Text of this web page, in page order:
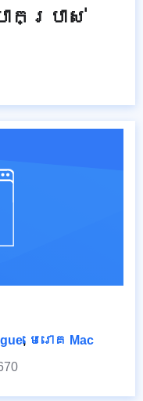
ោកប្រាស់
, មេរោគ Mac